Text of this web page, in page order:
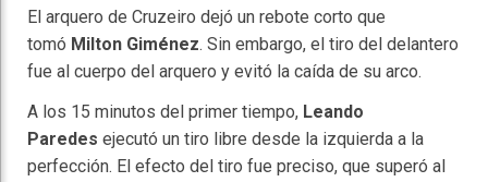
El arquero de Cruzeiro dejó un rebote corto que
tomó Milton Giménez. Sin embargo, el tiro del delantero
fue al cuerpo del arquero y evitó la caída de su arco.
A los 15 minutos del primer tiempo, Leando
Paredes ejecutó un tiro libre desde la izquierda a la
perfección. El efecto del tiro fue preciso, que superó al